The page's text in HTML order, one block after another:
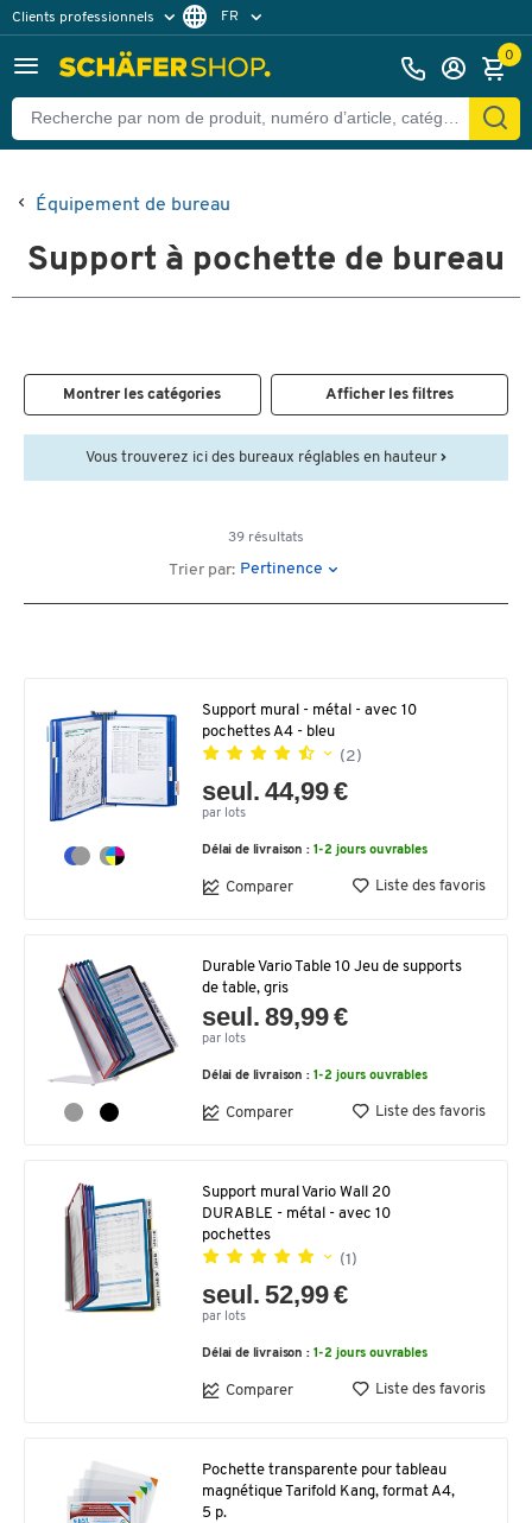
Clients professionnels
Clients particuliers
FR
0
Équipement de bureau
Support à pochette de bureau
Montrer les catégories Afficher les filtres
Vous trouverez ici des bureaux réglables en hauteur
39 résultats
Trier par: Pertinence
Support mural - métal - avec 10
pochettes A4 - bleu
(2)
seul. 44,99 €
par lots
Délai de livraison : 1-2 jours ouvrables
Comparer Liste des favoris
Durable Vario Table 10 Jeu de supports
de table, gris
seul. 89,99 €
par lots
Délai de livraison : 1-2 jours ouvrables
Comparer Liste des favoris
Support mural Vario Wall 20
DURABLE - métal - avec 10
pochettes
(1)
seul. 52,99 €
par lots
Délai de livraison : 1-2 jours ouvrables
Comparer Liste des favoris
Pochette transparente pour tableau
magnétique Tarifold Kang, format A4,
5 p.